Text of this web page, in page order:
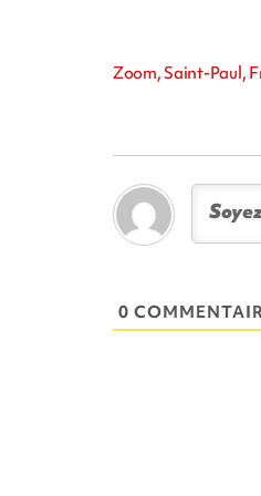
Zoom, Saint-Paul,
0